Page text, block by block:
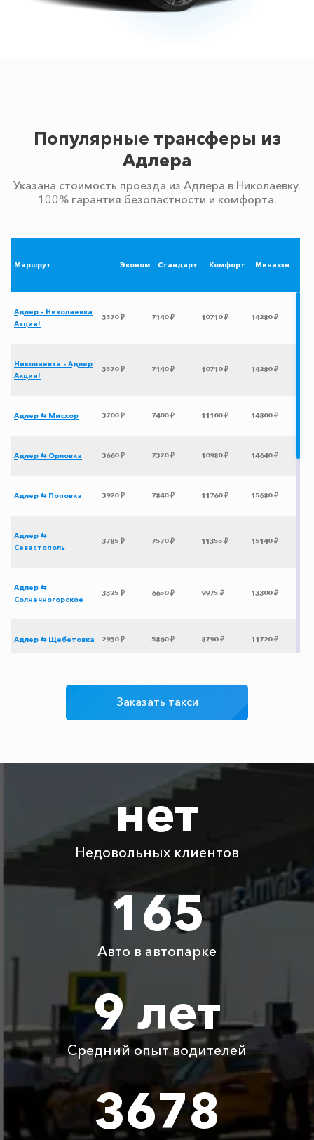
Популярные трансферы из
Адлера
Указана стоимость проезда из Адлера в Николаевку.
100% гарантия безопастности и комфорта.
Маршрут Эконом Стандарт Комфорт Минивэн
Адлер - Николаевка
Акция!
3570 ₽ 7140 ₽ 10710 ₽ 14280 ₽
Николаевка - Адлер
Акция!
3570 ₽ 7140 ₽ 10710 ₽ 14280 ₽
Адлер ⇆ Мисхор 3700 ₽ 7400 ₽ 11100 ₽ 14800 ₽
Адлер ⇆ Орловка 3660 ₽ 7320 ₽ 10980 ₽ 14640 ₽
Адлер ⇆ Поповка 3920 ₽ 7840 ₽ 11760 ₽ 15680 ₽
Адлер ⇆
Севастополь
3785 ₽ 7570 ₽ 11355 ₽ 15140 ₽
Адлер ⇆
Солнечногорское
3325 ₽ 6650 ₽ 9975 ₽ 13300 ₽
Адлер ⇆ Щебетовка 2930 ₽ 5860 ₽ 8790 ₽ 11720 ₽
450 ₽ 900 ₽ 1350 ₽
3600 ₽
Симферополь
13800 ₽
7600 ₽
Бесплатно
Бесплатно Бесплатно Бесплатно
Аренда автомобиля
Цены по акции ограничены количеством свободных
автомобилей в г Николаевка. Точную цену вам
Заказать такси
нет
Недовольных клиентов
165
Авто в автопарке
9 лет
Средний опыт водителей
3678